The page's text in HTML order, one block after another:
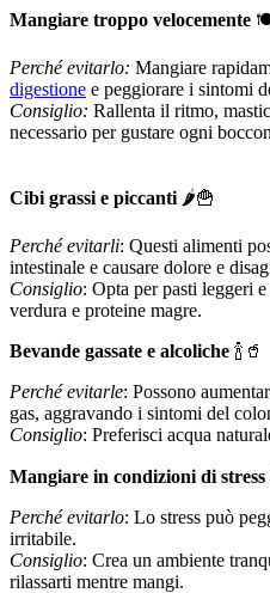
Mangiare troppo velocemente
Perché evitarlo: Mangiare
digestione e peggiorare i sintomi
Consiglio: Rallenta il ritmo,
necessario per gustare ogni
Cibi grassi e piccanti 🌶️🍟
Perché evitarli: Questi alimenti
intestinale e causare dolore e
Consiglio: Opta per pasti leggeri
verdura e proteine magre.
Bevande gassate e alcoliche 🍾🥤
Perché evitarle: Possono
gas, aggravando i sintomi del
Consiglio: Preferisci acqua
Mangiare in condizioni di stress
Perché evitarlo: Lo stress può
irritabile.
Consiglio: Crea un ambiente
rilassarti mentre mangi.